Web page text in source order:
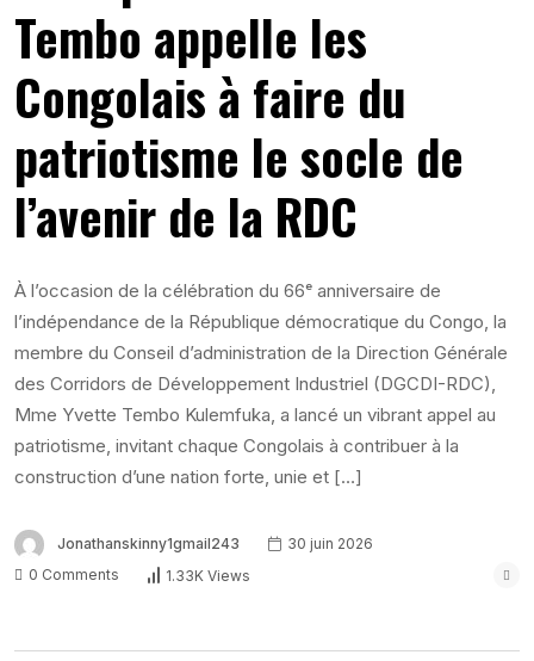
Tembo appelle les
Congolais à faire du
patriotisme le socle de
l’avenir de la RDC
À l’occasion de la célébration du 66ᵉ anniversaire de
l’indépendance de la République démocratique du Congo, la
membre du Conseil d’administration de la Direction Générale
des Corridors de Développement Industriel (DGCDI-RDC),
Mme Yvette Tembo Kulemfuka, a lancé un vibrant appel au
patriotisme, invitant chaque Congolais à contribuer à la
construction d’une nation forte, unie et […]
Jonathanskinny1gmail243
30 juin 2026
0 Comments
1.33K Views